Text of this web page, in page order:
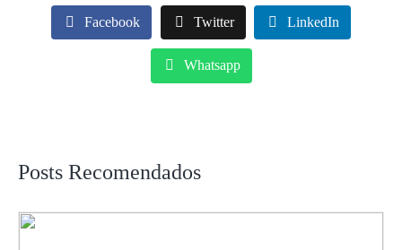
Facebook Twitter LinkedIn
Whatsapp
Posts Recomendados